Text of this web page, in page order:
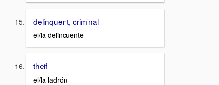
delinquent, criminal
el/la delincuente
theif
el/la ladrón